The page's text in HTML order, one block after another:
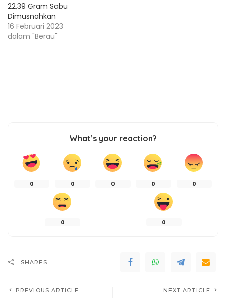
22,39 Gram Sabu
Dimusnahkan
16 Februari 2023
dalam "Berau"
What’s your reaction?
0 0 0 0 0
0 0
SHARES
PREVIOUS ARTICLE NEXT ARTICLE